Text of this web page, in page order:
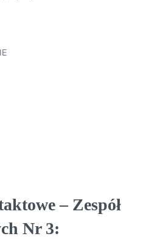
– Zespół
Nr 3: